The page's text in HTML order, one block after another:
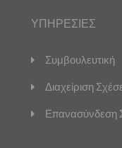
ΥΠΗΡΕΣΙΕΣ
Συμβουλευτική
Διαχείριση
Επανασύνδεση